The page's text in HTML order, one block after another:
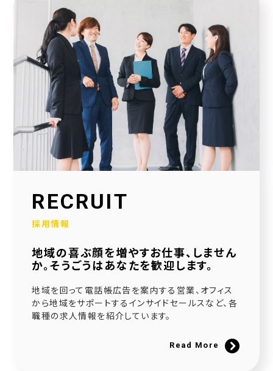
2026.04.20
2025年度奈良こども食堂ネットワークサポート活動報告
2026.04.07
採用サイトに社員の声を1件追加しました！
2026.01.30
当社公式SNSアカウントを立ち上げました！
2026.01.16
採用サイトを大幅リニューアルいたしました！
社会福祉協議会様と協働で生活べんり帳を制作いたしました
広告枠付きエンディングノートの個別販売を開始しました！
NPO法人様と協働でエンディングノートを制作いたしました
2025.08.20
RECRUIT
採用情報
地域の喜ぶ顔を増やすお仕事、しません
か。そうごうはあなたを歓迎します。
地域を回って電話帳広告を案内する営業、オフィス
から地域をサポートするインサイドセールスなど、各
職種の求人情報を紹介しています。
Read More